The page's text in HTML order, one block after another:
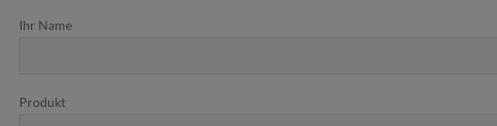
Ihr Name
Produkt